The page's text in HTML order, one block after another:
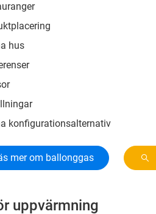
hus
konfigurationsalternativ
mer om ballonggas
uppvärmning